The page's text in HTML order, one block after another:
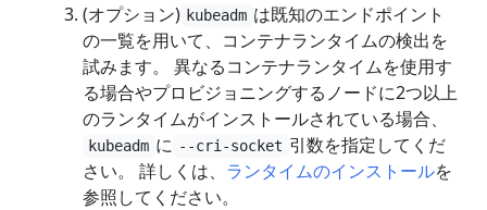
(オプション) kubeadm は既知のエンドポイント
の一覧を用いて、コンテナランタイムの検出を
試みます。 異なるコンテナランタイムを使用す
る場合やプロビジョニングするノードに2つ以上
のランタイムがインストールされている場合、
kubeadm に --cri-socket 引数を指定してくだ
さい。 詳しくは、 ランタイムのインストールを
参照してください。